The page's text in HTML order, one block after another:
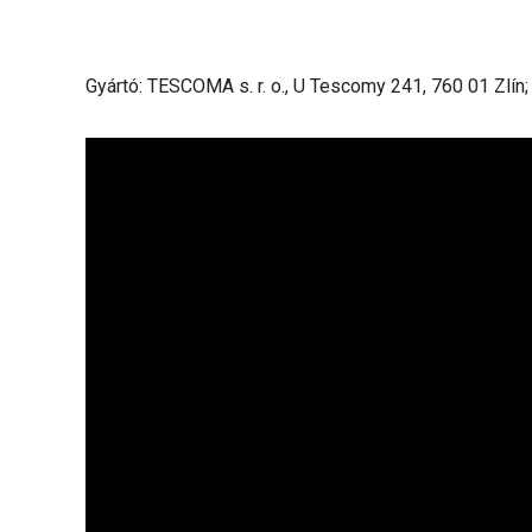
Gyártó: TESCOMA s. r. o., U Tescomy 241, 760 01 Zlín;